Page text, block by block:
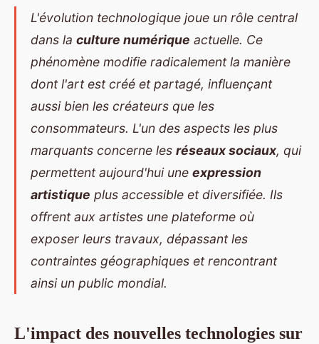
L'évolution technologique joue un rôle central
dans la culture numérique actuelle. Ce
phénomène modifie radicalement la manière
dont l'art est créé et partagé, influençant
aussi bien les créateurs que les
consommateurs. L'un des aspects les plus
marquants concerne les réseaux sociaux, qui
permettent aujourd'hui une expression
artistique plus accessible et diversifiée. Ils
offrent aux artistes une plateforme où
exposer leurs travaux, dépassant les
contraintes géographiques et rencontrant
ainsi un public mondial.
L'impact des nouvelles technologies sur